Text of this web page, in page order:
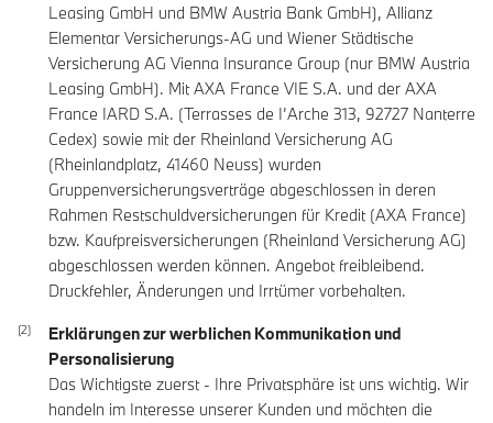
Leasing GmbH und BMW Austria Bank GmbH), Allianz
Elementar Versicherungs-AG und Wiener Städtische
Versicherung AG Vienna Insurance Group (nur BMW Austria
Leasing GmbH). Mit AXA France VIE S.A. und der AXA
France IARD S.A. (Terrasses de I’Arche 313, 92727 Nanterre
Cedex) sowie mit der Rheinland Versicherung AG
(Rheinlandplatz, 41460 Neuss) wurden
Gruppenversicherungsverträge abgeschlossen in deren
Rahmen Restschuldversicherungen für Kredit (AXA France)
bzw. Kaufpreisversicherungen (Rheinland Versicherung AG)
abgeschlossen werden können. Angebot freibleibend.
Druckfehler, Änderungen und Irrtümer vorbehalten.
Erklärungen zur werblichen Kommunikation und
Personalisierung
Das Wichtigste zuerst - Ihre Privatsphäre ist uns wichtig. Wir
handeln im Interesse unserer Kunden und möchten die